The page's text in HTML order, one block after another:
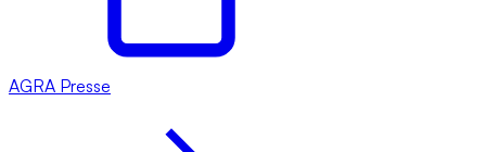
AGRA Presse